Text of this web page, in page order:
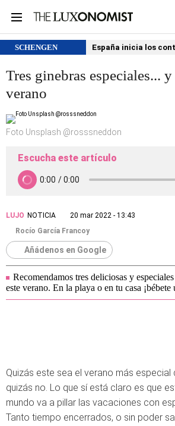
SCHENGEN España inicia los
Tres ginebras especiales...
verano
Foto Unsplash @rosssneddon
Escucha este artículo
LUJO NOTICIA
20 mar 2022 - 13:43
Rocío García Francoy
Añádenos en Google
Recomendamos tres deliciosas y
este verano. En la playa o en tu casa
Quizás este sea el verano más especial
quizás no. Lo que sí está claro es que
mundo va a pillar las vacaciones con
Tanto tiempo encerrados, o sin poder